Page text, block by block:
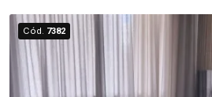
Cód. 7382